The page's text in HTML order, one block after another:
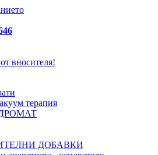
терапия
ДОБАВКИ